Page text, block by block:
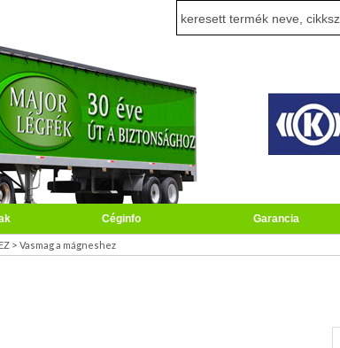
Céginfo Garancia
> Vasmag a mágneshez